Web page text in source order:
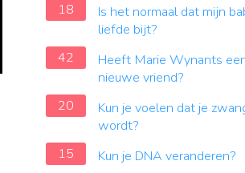
18
Is het normaal dat mijn
liefde bijt?
42
Heeft Marie Wynants
nieuwe vriend?
20
Kun je voelen dat je
wordt?
15
Kun je DNA veranderen?